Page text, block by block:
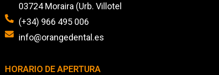
03724 Moraira (Urb. Villotel
(+34) 966 495 006
info@orangedental.es
HORARIO DE APERTURA